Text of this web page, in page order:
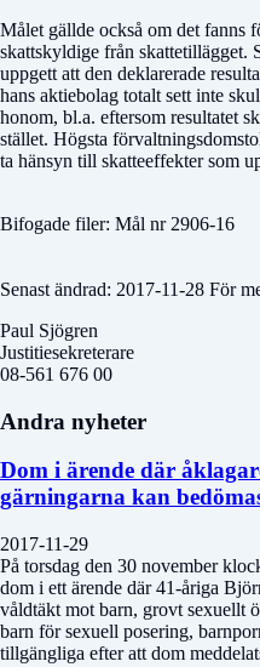
Målet gällde också om det fanns
skattskyldige från skattetillägget.
uppgett att den deklarerade
hans aktiebolag totalt sett inte
honom, bl.a. eftersom resultatet
stället. Högsta
ta hänsyn till skatteeffekter som
Bifogade filer: Mål nr 2906-16
Senast ändrad: 2017-11-28 För
Paul Sjögren
Justitiesekreterare
08-561 676 00
Andra nyheter
Dom i ärende där
gärningarna kan
2017-11-29
På torsdag den 30 november
dom i ett ärende där 41-åriga
våldtäkt mot barn, grovt sexuellt
barn för sexuell posering,
tillgängliga efter att dom